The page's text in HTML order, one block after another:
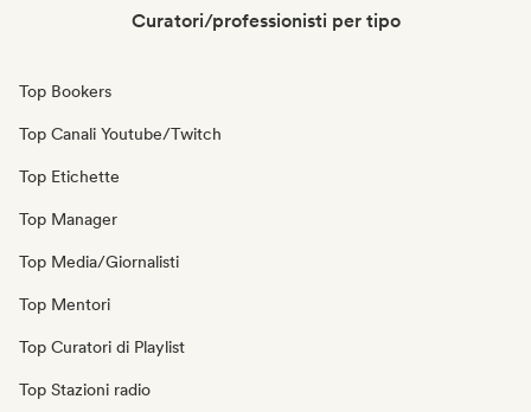
Curatori/professionisti per tipo
Top Bookers
Top Canali Youtube/Twitch
Top Etichette
Top Manager
Top Media/Giornalisti
Top Mentori
Top Curatori di Playlist
Top Stazioni radio